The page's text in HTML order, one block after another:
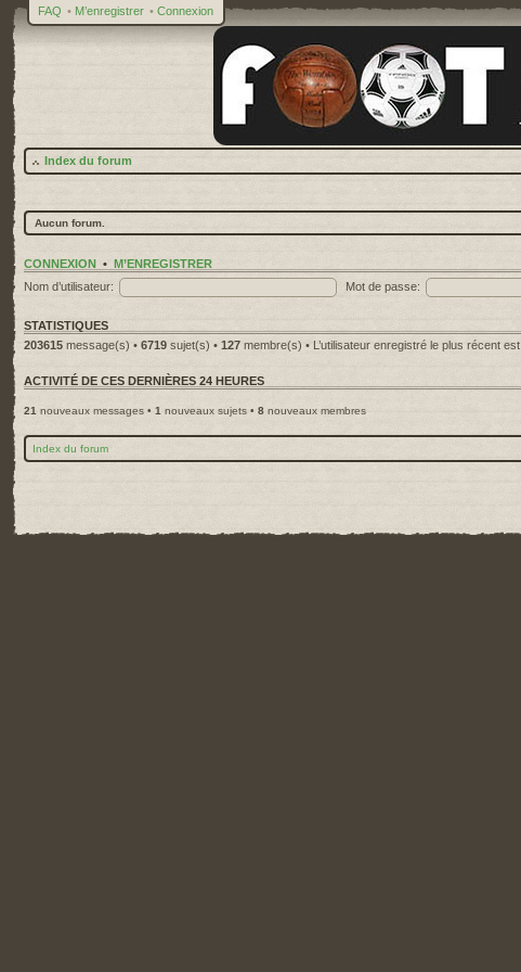
FAQ • M’enregistrer • Connexion
Index du forum
Aucun forum.
CONNEXION • M’ENREGISTRER
Nom d’utilisateur:
Mot de passe:
STATISTIQUES
203615 message(s) • 6719 sujet(s) • 127 membre(s) • L’utilisateur enregistré le plus récent est
ACTIVITÉ DE CES DERNIÈRES 24 HEURES
21 nouveaux messages • 1 nouveaux sujets • 8 nouveaux membres
Index du forum